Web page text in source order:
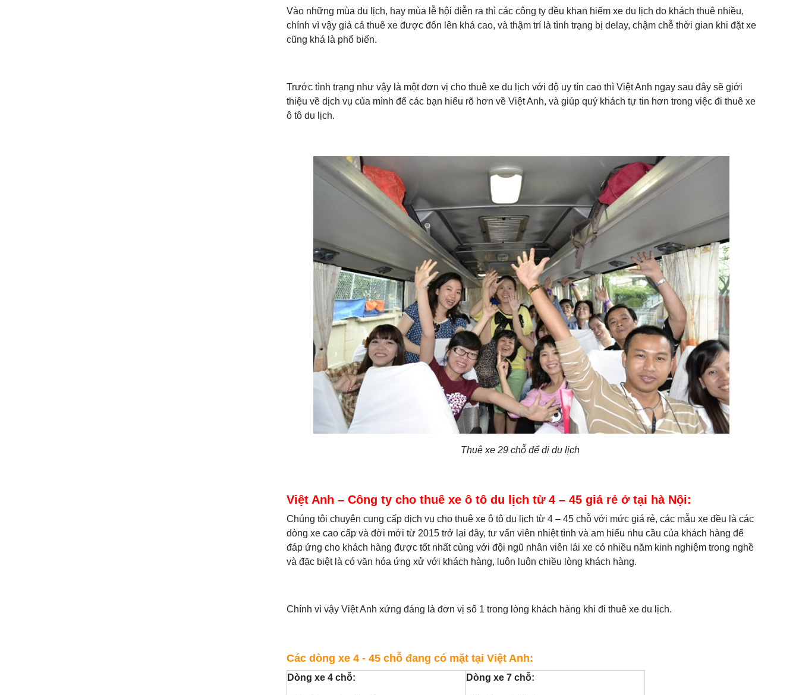
Vào những mùa du lịch, hay mùa lễ hội diễn ra thì các công ty đều khan hiếm xe du lịch do khách thuê nhiều,
chính vì vậy giá cả thuê xe được đôn lên khá cao, và thậm trí là tình trạng bị delay, chậm chễ thời gian khi đặt xe
cũng khá là phổ biến.
Trước tình trạng như vậy là một đơn vị cho thuê xe du lịch với độ uy tín cao thì Việt Anh ngay sau đây sẽ giới
thiệu về dịch vụ của mình để các bạn hiểu rõ hơn về Việt Anh, và giúp quý khách tự tin hơn trong việc đi thuê xe
ô tô du lịch.
Thuê xe 29 chỗ để đi du lịch
Việt Anh – Công ty cho thuê xe ô tô du lịch từ 4 – 45 giá rẻ ở tại hà Nội:
Chúng tôi chuyên cung cấp dịch vụ cho thuê xe ô tô du lịch từ 4 – 45 chỗ với mức giá rẻ, các mẫu xe đều là các
dòng xe cao cấp và đời mới từ 2015 trở lại đây, tư vấn viên nhiệt tình và am hiểu nhu cầu của khách hàng để
đáp ứng cho khách hàng được tốt nhất cùng với đội ngũ nhân viên lái xe có nhiều năm kinh nghiệm trong nghề
và đặc biệt là có văn hóa ứng xử với khách hàng, luôn luôn chiều lòng khách hàng.
Chính vì vậy Việt Anh xứng đáng là đơn vị số 1 trong lòng khách hàng khi đi thuê xe du lịch.
Các dòng xe 4 - 45 chỗ đang có mặt tại Việt Anh:
Dòng xe 4 chỗ: Dòng xe 7 chỗ: